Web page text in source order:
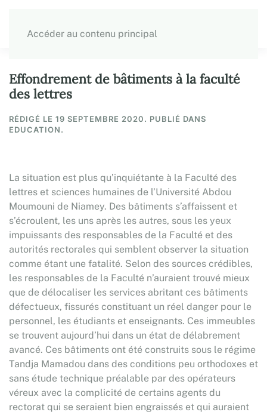
Accéder au contenu principal
Effondrement de bâtiments à la faculté
des lettres
RÉDIGÉ LE 19 SEPTEMBRE 2020. PUBLIÉ DANS
EDUCATION.
La situation est plus qu’inquiétante à la Faculté des
lettres et sciences humaines de l’Université Abdou
Moumouni de Niamey. Des bâtiments s’affaissent et
s’écroulent, les uns après les autres, sous les yeux
impuissants des responsables de la Faculté et des
autorités rectorales qui semblent observer la situation
comme étant une fatalité. Selon des sources crédibles,
les responsables de la Faculté n’auraient trouvé mieux
que de délocaliser les services abritant ces bâtiments
défectueux, fissurés constituant un réel danger pour le
personnel, les étudiants et enseignants. Ces immeubles
se trouvent aujourd’hui dans un état de délabrement
avancé. Ces bâtiments ont été construits sous le régime
Tandja Mamadou dans des conditions peu orthodoxes et
sans étude technique préalable par des opérateurs
véreux avec la complicité de certains agents du
rectorat qui se seraient bien engraissés et qui auraient